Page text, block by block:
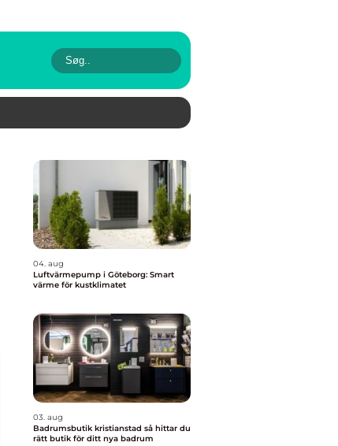
04. aug
Luftvärmepump i Göteborg: Smart
värme för kustklimatet
03. aug
Badrumsbutik kristianstad så hittar du
rätt butik för ditt nya badrum